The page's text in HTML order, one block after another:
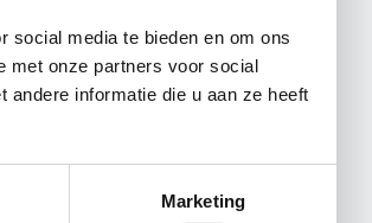
social media te bieden en om ons
met onze partners voor social
andere informatie die u aan ze heeft
Marketing